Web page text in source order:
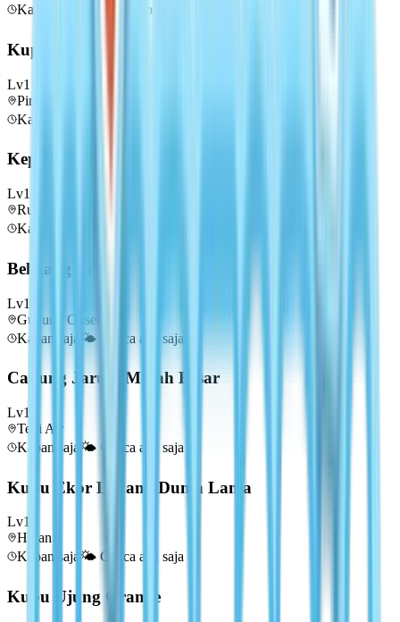
Kapan saja
Cuaca apa saja
Kupu Belerang
Lv1
Pinggiran Kota
Kapan saja
Kepik Api
Lv1
Rumah — Bebatuan
Kapan saja
Belalang Emas
Lv1
Gunung Onsen
Kapan saja 🌤️ Cuaca apa saja
Capung Jarum Merah Besar
Lv1
Tepi Air
Kapan saja 🌤️ Cuaca apa saja
Kupu Ekor Layang Dunia Lama
Lv1
Hutan
Kapan saja 🌤️ Cuaca apa saja
Kupu Ujung Oranye